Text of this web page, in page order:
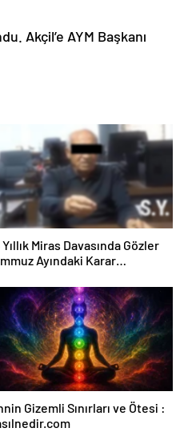
Akçil’e AYM Başkanı
Miras Davasında Gözler
Ayındaki Karar
Gizemli Sınırları ve Ötesi :